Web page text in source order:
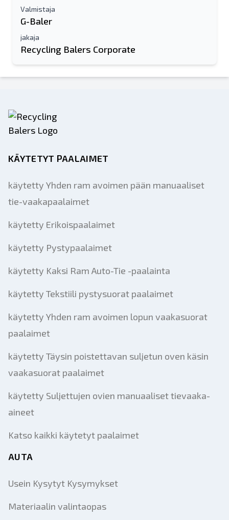
Valmistaja
G-Baler
jakaja
Recycling Balers Corporate
KÄYTETYT PAALAIMET
käytetty Yhden ram avoimen pään manuaaliset
tie-vaakapaalaimet
käytetty Erikoispaalaimet
käytetty Pystypaalaimet
käytetty Kaksi Ram Auto-Tie -paalainta
käytetty Tekstiili pystysuorat paalaimet
käytetty Yhden ram avoimen lopun vaakasuorat
paalaimet
käytetty Täysin poistettavan suljetun oven käsin
vaakasuorat paalaimet
käytetty Suljettujen ovien manuaaliset tievaaka-
aineet
Katso kaikki käytetyt paalaimet
AUTA
Usein Kysytyt Kysymykset
Materiaalin valintaopas